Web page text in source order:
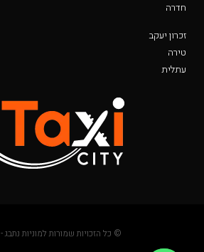
חדרה
זכרון יעקב
טירה
עתלית
© כל הזכויות שמורות למוניות נתבג - TaxiCity